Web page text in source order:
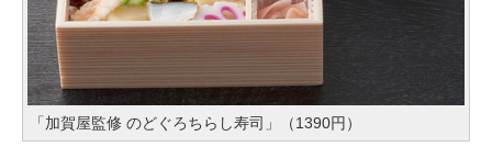
「加賀屋監修 のどぐろちらし寿司」（1390円）